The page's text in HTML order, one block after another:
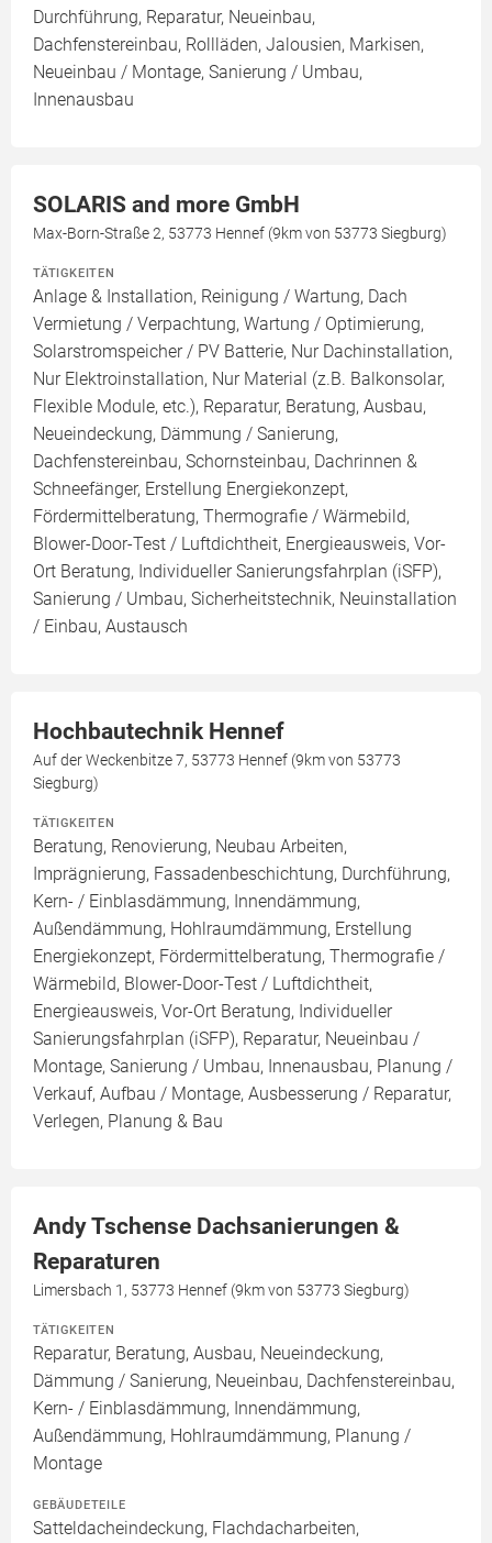
Durchführung, Reparatur, Neueinbau,
Dachfenstereinbau, Rollläden, Jalousien, Markisen,
Neueinbau / Montage, Sanierung / Umbau,
Innenausbau
SOLARIS and more GmbH
Max-Born-Straße 2, 53773 Hennef (9km von 53773 Siegburg)
TÄTIGKEITEN
Anlage & Installation, Reinigung / Wartung, Dach
Vermietung / Verpachtung, Wartung / Optimierung,
Solarstromspeicher / PV Batterie, Nur Dachinstallation,
Nur Elektroinstallation, Nur Material (z.B. Balkonsolar,
Flexible Module, etc.), Reparatur, Beratung, Ausbau,
Neueindeckung, Dämmung / Sanierung,
Dachfenstereinbau, Schornsteinbau, Dachrinnen &
Schneefänger, Erstellung Energiekonzept,
Fördermittelberatung, Thermografie / Wärmebild,
Blower-Door-Test / Luftdichtheit, Energieausweis, Vor-
Ort Beratung, Individueller Sanierungsfahrplan (iSFP),
Sanierung / Umbau, Sicherheitstechnik, Neuinstallation
/ Einbau, Austausch
Hochbautechnik Hennef
Auf der Weckenbitze 7, 53773 Hennef (9km von 53773
Siegburg)
TÄTIGKEITEN
Beratung, Renovierung, Neubau Arbeiten,
Imprägnierung, Fassadenbeschichtung, Durchführung,
Kern- / Einblasdämmung, Innendämmung,
Außendämmung, Hohlraumdämmung, Erstellung
Energiekonzept, Fördermittelberatung, Thermografie /
Wärmebild, Blower-Door-Test / Luftdichtheit,
Energieausweis, Vor-Ort Beratung, Individueller
Sanierungsfahrplan (iSFP), Reparatur, Neueinbau /
Montage, Sanierung / Umbau, Innenausbau, Planung /
Verkauf, Aufbau / Montage, Ausbesserung / Reparatur,
Verlegen, Planung & Bau
Andy Tschense Dachsanierungen &
Reparaturen
Limersbach 1, 53773 Hennef (9km von 53773 Siegburg)
TÄTIGKEITEN
Reparatur, Beratung, Ausbau, Neueindeckung,
Dämmung / Sanierung, Neueinbau, Dachfenstereinbau,
Kern- / Einblasdämmung, Innendämmung,
Außendämmung, Hohlraumdämmung, Planung /
Montage
GEBÄUDETEILE
Satteldacheindeckung, Flachdacharbeiten,